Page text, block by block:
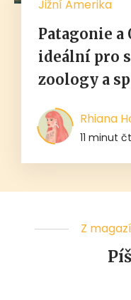
Jižní Amerika
Patagonie a
ideální pro
zoology a
Rhiana
11 minut
Z